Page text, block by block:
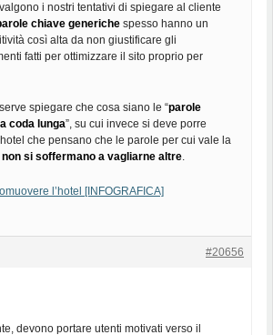
i nostri tentativi di spiegare al cliente
chiave generiche spesso hanno un
così alta da non giustificare gli
fatti per ottimizzare il sito proprio per
spiegare che cosa siano le “parole
coda lunga”, su cui invece si deve porre
che pensano che le parole per cui vale la
si soffermano a vagliarne altre.
l’hotel [INFOGRAFICA]
#20656
devono portare utenti motivati verso il